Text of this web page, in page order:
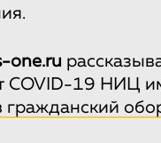
one.ru
COVID-19 НИЦ
гражданский